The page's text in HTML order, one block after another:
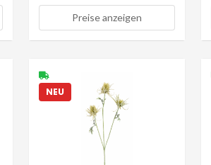
Preise anzeigen
NEU